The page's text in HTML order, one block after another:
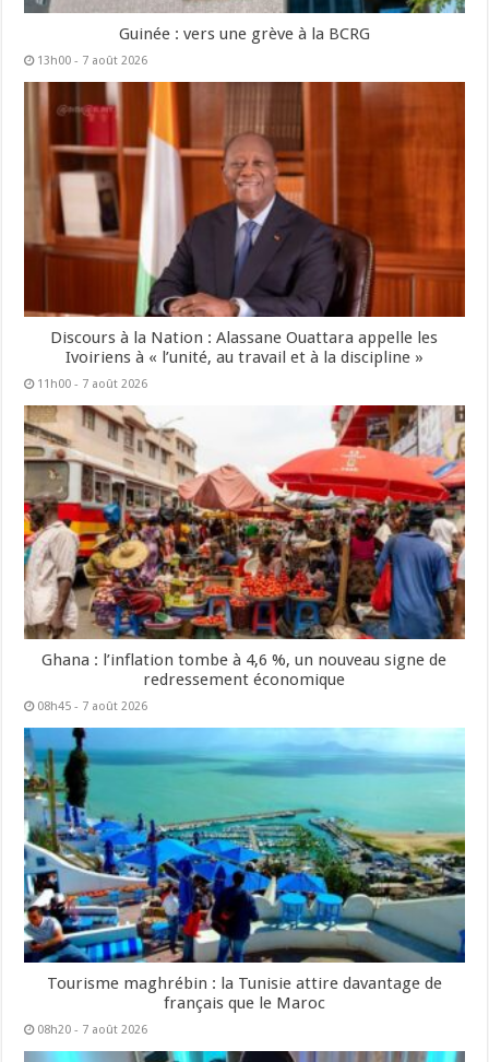
Guinée : vers une grève à la BCRG
13h00 - 7 août 2026
Discours à la Nation : Alassane Ouattara appelle les
Ivoiriens à « l’unité, au travail et à la discipline »
11h00 - 7 août 2026
Ghana : l’inflation tombe à 4,6 %, un nouveau signe de
redressement économique
08h45 - 7 août 2026
Tourisme maghrébin : la Tunisie attire davantage de
français que le Maroc
08h20 - 7 août 2026